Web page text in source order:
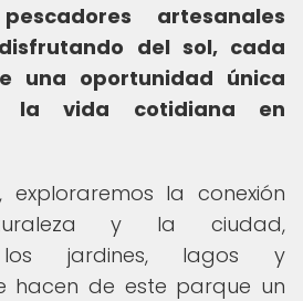
artesanales
del sol, cada
una oportunidad única
la vida cotidiana en
exploraremos la conexión
y la ciudad,
los jardines, lagos y
hacen de este parque un